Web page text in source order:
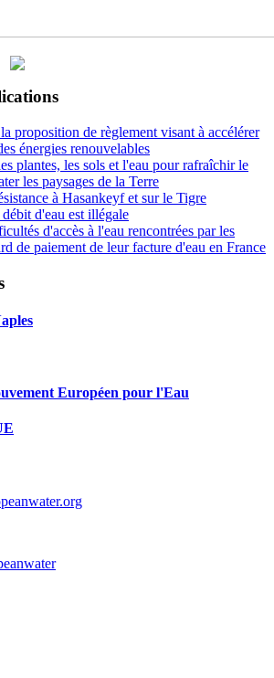
proposition de règlement visant à accélérer
énergies renouvelables
plantes, les sols et l'eau pour rafraîchir le
les paysages de la Terre
à Hasankeyf et sur le Tigre
d'eau est illégale
d'accès à l'eau rencontrées par les
de paiement de leur facture d'eau en France
Européen pour l'Eau